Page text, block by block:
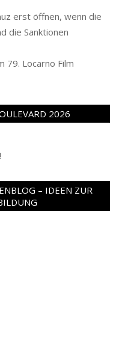
erst öffnen, wenn die
die Sanktionen
79. Locarno Film
2026
– IDEEN ZUR